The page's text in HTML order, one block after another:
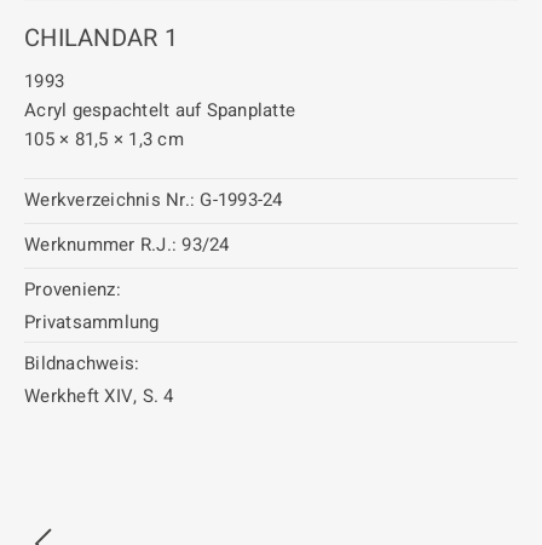
CHILANDAR 1
1993
Acryl gespachtelt auf Spanplatte
105 × 81,5 × 1,3 cm
Werkverzeichnis Nr.: G-1993-24
Werknummer R.J.: 93/24
Provenienz:
Privatsammlung
Bildnachweis:
Werkheft XIV, S. 4